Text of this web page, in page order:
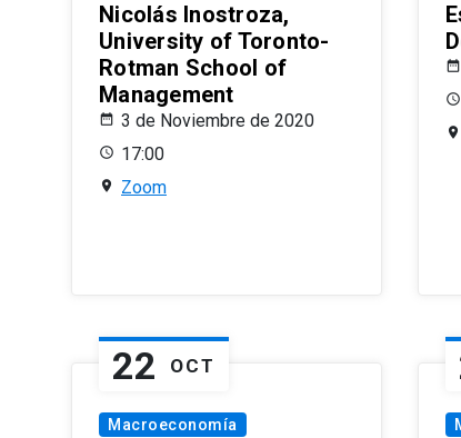
Nicolás Inostroza,
University of Toronto-
Rotman School of
Management
3 de Noviembre de 2020
17:00
Zoom
22 OCT
Macroeconomía